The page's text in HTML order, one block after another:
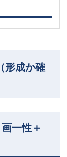
形成か確
一性＋